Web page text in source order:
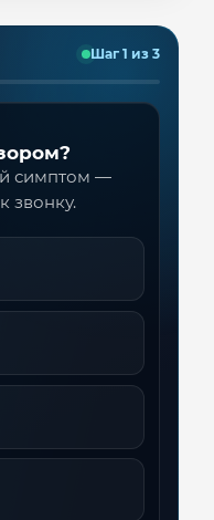
Шаг 1 из 3
симптом —
звонку.